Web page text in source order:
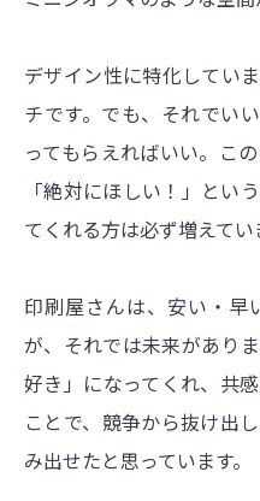
デザイン性に特化してい
チです。でも、それでい
ってもらえればいい。こ
「絶対にほしい！」とい
てくれる方は必ず増えてい
印刷屋さんは、安い・早
が、それでは未来があり
好き」になってくれ、共
ことで、競争から抜け出
み出せたと思っています。